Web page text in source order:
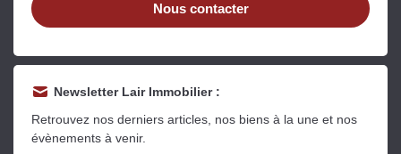
Nous contacter
Newsletter Lair Immobilier :
Retrouvez nos derniers articles, nos biens à la une et nos
évènements à venir.